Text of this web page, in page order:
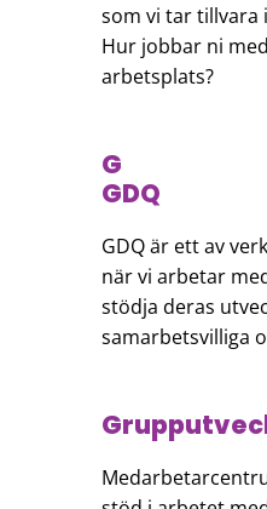
som vi tar tillvara
Hur jobbar ni
arbetsplats?
G
GDQ
GDQ är ett av
när vi arbetar
stödja deras
samarbetsvilliga